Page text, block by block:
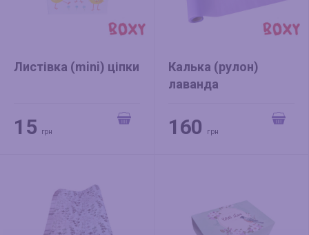
Листівка (mini) ціпки
15 грн
Калька (рулон)
лаванда
160 грн